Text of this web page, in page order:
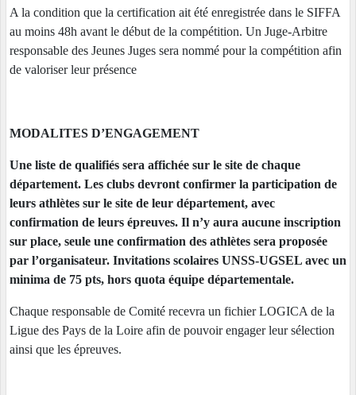
A la condition que la certification ait été enregistrée dans le SIFFA
au moins 48h avant le début de la compétition. Un Juge-Arbitre
responsable des Jeunes Juges sera nommé pour la compétition afin
de valoriser leur présence
MODALITES D’ENGAGEMENT
Une liste de qualifiés sera affichée sur le site de chaque
département. Les clubs devront confirmer la participation de
leurs athlètes sur le site de leur département, avec
confirmation de leurs épreuves. Il n’y aura aucune inscription
sur place, seule une confirmation des athlètes sera proposée
par l’organisateur. Invitations scolaires UNSS-UGSEL avec un
minima de 75 pts, hors quota équipe départementale.
Chaque responsable de Comité recevra un fichier LOGICA de la
Ligue des Pays de la Loire afin de pouvoir engager leur sélection
ainsi que les épreuves.